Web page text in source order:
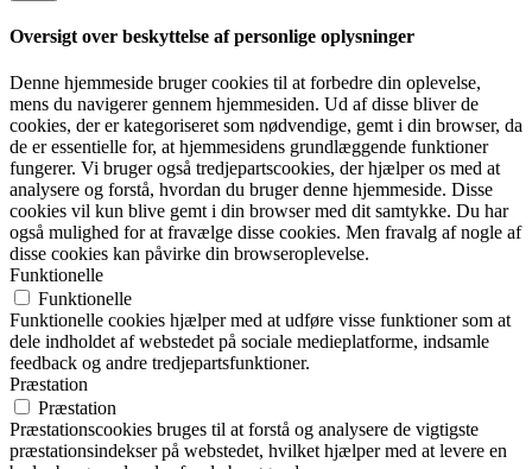
Oversigt over beskyttelse af personlige oplysninger
Denne hjemmeside bruger cookies til at forbedre din oplevelse,
mens du navigerer gennem hjemmesiden. Ud af disse bliver de
cookies, der er kategoriseret som nødvendige, gemt i din browser, da
de er essentielle for, at hjemmesidens grundlæggende funktioner
fungerer. Vi bruger også tredjepartscookies, der hjælper os med at
analysere og forstå, hvordan du bruger denne hjemmeside. Disse
cookies vil kun blive gemt i din browser med dit samtykke. Du har
også mulighed for at fravælge disse cookies. Men fravalg af nogle af
disse cookies kan påvirke din browseroplevelse.
Funktionelle
Funktionelle
Funktionelle cookies hjælper med at udføre visse funktioner som at
dele indholdet af webstedet på sociale medieplatforme, indsamle
feedback og andre tredjepartsfunktioner.
Præstation
Præstation
Præstationscookies bruges til at forstå og analysere de vigtigste
præstationsindekser på webstedet, hvilket hjælper med at levere en